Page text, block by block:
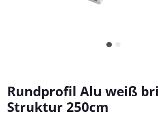
Rundprofil Alu weiß
Struktur 250cm